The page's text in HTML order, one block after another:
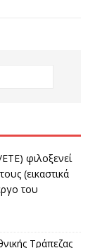
φιλοξενεί
(εικαστικά
του
Τράπεζας